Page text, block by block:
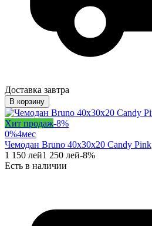
Доставка завтра
В корзину
Хит продаж-8%
0%4мес
Чемодан Bruno 40x30x20 Candy Pink
1 150 лей1 250 лей-8%
Есть в наличии